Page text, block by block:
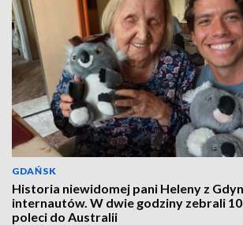
GDAŃSK
Historia niewidomej pani Heleny z
internautów. W dwie godziny zebrali
poleci do Australii